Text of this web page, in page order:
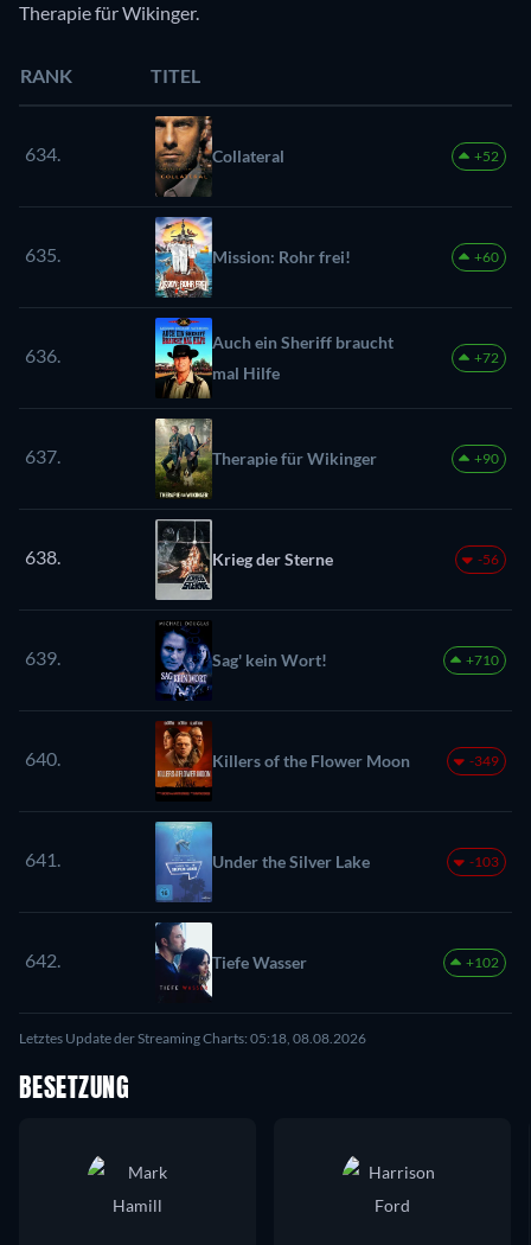
Therapie für Wikinger.
RANK TITEL
634. Collateral +52
635. Mission: Rohr frei! +60
636.
Auch ein Sheriff braucht
mal Hilfe
+72
637. Therapie für Wikinger +90
638. Krieg der Sterne -56
639. Sag' kein Wort! +710
640. Killers of the Flower Moon -349
641. Under the Silver Lake -103
642. Tiefe Wasser +102
Letztes Update der Streaming Charts: 05:18, 08.08.2026
BESETZUNG